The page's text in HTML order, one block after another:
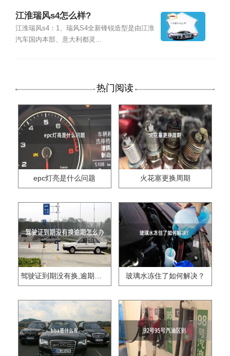
江淮瑞风s4怎么样?
江淮瑞风s4：1、瑞风S4全新锋锐造型是由江淮
汽车国内本部、意大利都灵...
热门阅读
epc灯亮是什么问题 火花塞更换周期
驾驶证到期没有换,逾期怎么办?? 玻璃水冻住了如何解决？